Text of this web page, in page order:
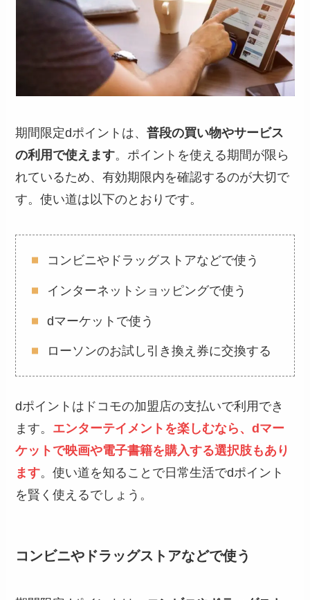
期間限定dポイントは、普段の買い物やサービス
の利用で使えます。ポイントを使える期間が限ら
れているため、有効期限内を確認するのが大切で
す。使い道は以下のとおりです。
コンビニやドラッグストアなどで使う
インターネットショッピングで使う
dマーケットで使う
ローソンのお試し引き換え券に交換する
dポイントはドコモの加盟店の支払いで利用でき
ます。 エンターテイメントを楽しむなら、dマー
ケットで映画や電子書籍を購入する選択肢もあり
ます。使い道を知ることで日常生活でdポイント
を賢く使えるでしょう。
コンビニやドラッグストアなどで使う